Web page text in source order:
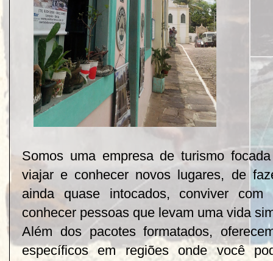
Somos uma empresa de turismo
viajar e conhecer novos lugares, de
ainda quase intocados, conviver
conhecer pessoas que levam uma vida
Além dos pacotes formatados,
específicos em regiões onde você